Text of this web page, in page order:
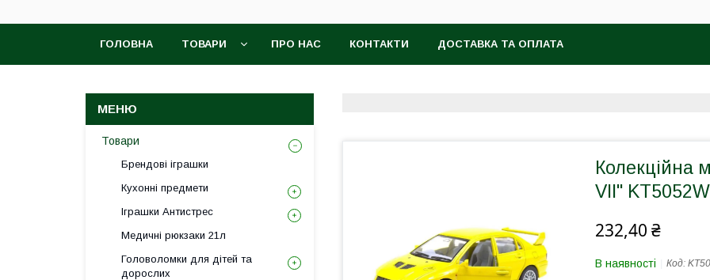
ГОЛОВНА ТОВАРИ ПРО НАС КОНТАКТИ ДОСТАВКА ТА ОПЛАТА
Колекційна
VII"
232,40 ₴
В наявності Код:
Товари
Брендові іграшки
Кухонні предмети
Іграшки Антистрес
Медичні рюкзаки 21л
Головоломки для дітей та
дорослих